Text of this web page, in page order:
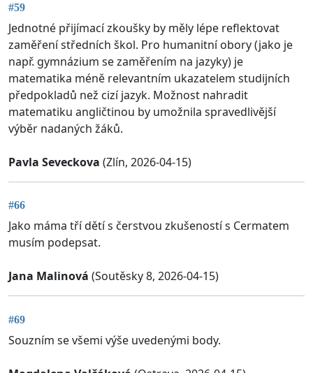
#59
Jednotné přijímací zkoušky by měly lépe reflektovat
zaměření středních škol. Pro humanitní obory (jako je
např. gymnázium se zaměřením na jazyky) je
matematika méně relevantním ukazatelem studijních
předpokladů než cizí jazyk. Možnost nahradit
matematiku angličtinou by umožnila spravedlivější
výběr nadaných žáků.
Pavla Seveckova (Zlín, 2026-04-15)
#66
Jako máma tří dětí s čerstvou zkušeností s Cermatem
musím podepsat.
Jana Malinová (Soutěsky 8, 2026-04-15)
#69
Souzním se všemi výše uvedenými body.